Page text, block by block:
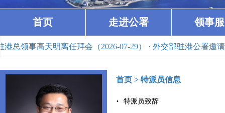
首页 走进公署 领事
领事高天明离任拜会（2026-07-29） · 外交部驻港公署邀请
首页 > 特派员信息
特派员致辞